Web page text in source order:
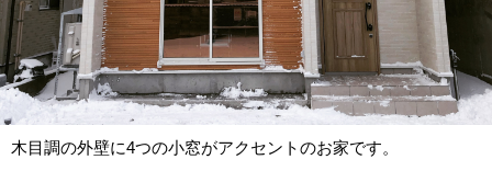
木目調の外壁に4つの小窓がアクセントのお家です。